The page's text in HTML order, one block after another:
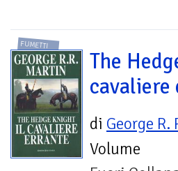
FUMETTI
The
cavaliere
di George R.
Volume